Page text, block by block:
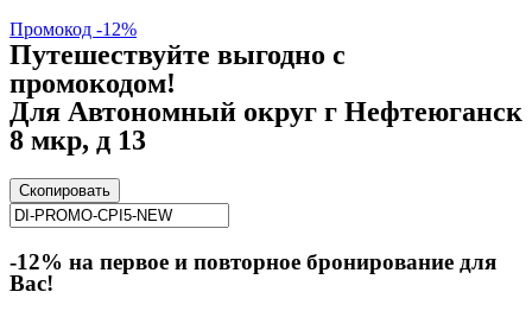
Промокод -12%
Путешествуйте выгодно с
промокодом!
Для Автономный округ г Нефтеюганск
8 мкр, д 13
Скопировать
-12% на первое и повторное бронирование для
Вас!